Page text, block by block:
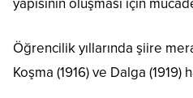
yapısının oluşması için
Öğrencilik yıllarında şiire
Koşma (1916) ve Dalga (1919)